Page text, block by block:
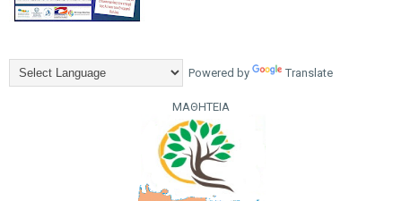
Powered by Translate
ΜΑΘΗΤΕΙΑ